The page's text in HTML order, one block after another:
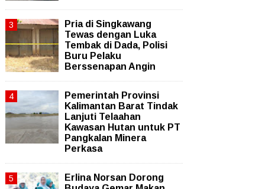
Pria di Singkawang
Tewas dengan Luka
Tembak di Dada, Polisi
Buru Pelaku
Berssenapan Angin
Pemerintah Provinsi
Kalimantan Barat Tindak
Lanjuti Telaahan
Kawasan Hutan untuk PT
Pangkalan Minera
Perkasa
Erlina Norsan Dorong